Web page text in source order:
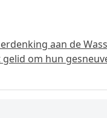
aan de
om hun